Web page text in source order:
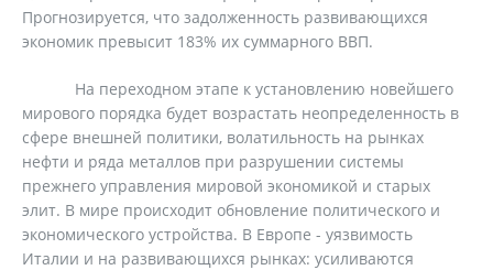
Прогнозируется, что задолженность развивающихся
экономик превысит 183% их суммарного ВВП.
На переходном этапе к установлению новейшего
мирового порядка будет возрастать неопределенность в
сфере внешней политики, волатильность на рынках
нефти и ряда металлов при разрушении системы
прежнего управления мировой экономикой и старых
элит. В мире происходит обновление политического и
экономического устройства. В Европе - уязвимость
Италии и на развивающихся рынках: усиливаются